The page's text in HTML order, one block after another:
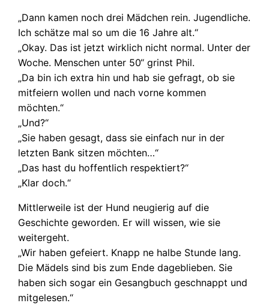
„Dann kamen noch drei Mädchen rein. Jugendliche.
Ich schätze mal so um die 16 Jahre alt.“
„Okay. Das ist jetzt wirklich nicht normal. Unter der
Woche. Menschen unter 50“ grinst Phil.
„Da bin ich extra hin und hab sie gefragt, ob sie
mitfeiern wollen und nach vorne kommen
möchten.“
„Und?“
„Sie haben gesagt, dass sie einfach nur in der
letzten Bank sitzen möchten…“
„Das hast du hoffentlich respektiert?“
„Klar doch.“
Mittlerweile ist der Hund neugierig auf die
Geschichte geworden. Er will wissen, wie sie
weitergeht.
„Wir haben gefeiert. Knapp ne halbe Stunde lang.
Die Mädels sind bis zum Ende dageblieben. Sie
haben sich sogar ein Gesangbuch geschnappt und
mitgelesen.“